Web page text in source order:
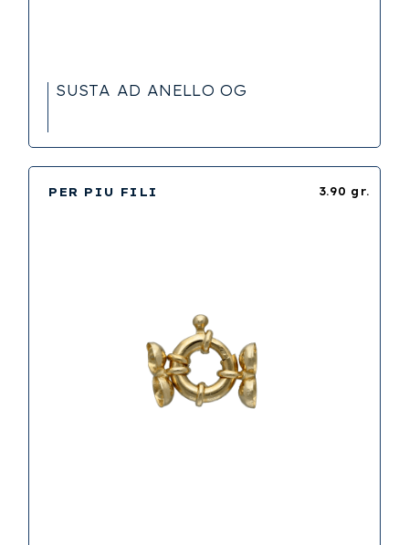
SUSTA AD ANELLO OG
3.90 gr.
PER PIU FILI